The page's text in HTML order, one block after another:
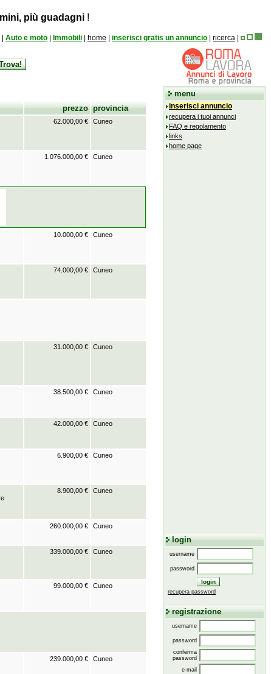
più guadagni!
Auto e moto Immobili home inserisci gratis un annuncio ricerca
prezzo provincia
62.000,00 € Cuneo
1.076.000,00 € Cuneo
10.000,00 € Cuneo
74.000,00 € Cuneo
31.000,00 € Cuneo
38.500,00 € Cuneo
42.000,00 € Cuneo
6.900,00 € Cuneo
8.900,00 € Cuneo
260.000,00 € Cuneo
339.000,00 € Cuneo
99.000,00 € Cuneo
239.000,00 € Cuneo
menu
inserisci annuncio
recupera i tuoi annunci
FAQ e regolamento
links
home page
login
username
password
recupera password
registrazione
username
password
conferma
password
e-mail